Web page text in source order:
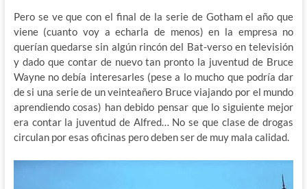
Pero se ve que con el final de la serie de Gotham el año que
viene (cuanto voy a echarla de menos) en la empresa no
querían quedarse sin algún rincón del Bat-verso en televisión
y dado que contar de nuevo tan pronto la juventud de Bruce
Wayne no debía interesarles (pese a lo mucho que podría dar
de si una serie de un veinteañero Bruce viajando por el mundo
aprendiendo cosas) han debido pensar que lo siguiente mejor
era contar la juventud de Alfred… No se que clase de drogas
circulan por esas oficinas pero deben ser de muy mala calidad.